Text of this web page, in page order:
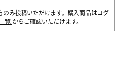
のみ投稿いただけます。購入商品はログ
覧 からご確認いただけます。